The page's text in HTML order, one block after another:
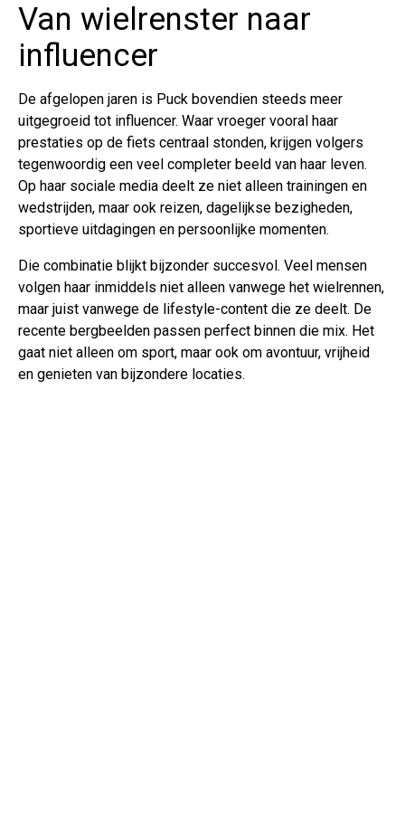
Van wielrenster naar
influencer
De afgelopen jaren is Puck bovendien steeds meer
uitgegroeid tot influencer. Waar vroeger vooral haar
prestaties op de fiets centraal stonden, krijgen volgers
tegenwoordig een veel completer beeld van haar leven.
Op haar sociale media deelt ze niet alleen trainingen en
wedstrijden, maar ook reizen, dagelijkse bezigheden,
sportieve uitdagingen en persoonlijke momenten.
Die combinatie blijkt bijzonder succesvol. Veel mensen
volgen haar inmiddels niet alleen vanwege het wielrennen,
maar juist vanwege de lifestyle-content die ze deelt. De
recente bergbeelden passen perfect binnen die mix. Het
gaat niet alleen om sport, maar ook om avontuur, vrijheid
en genieten van bijzondere locaties.